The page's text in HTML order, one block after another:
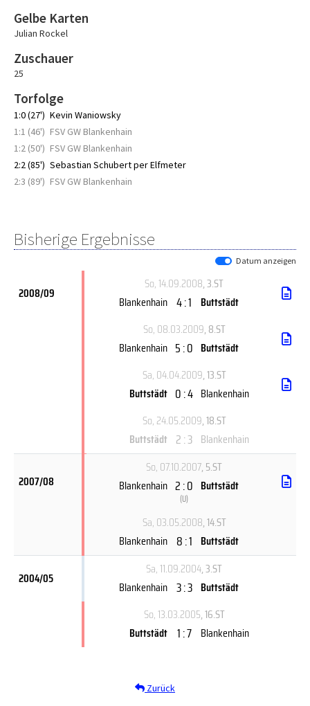
Gelbe Karten
Julian Rockel
Zuschauer
25
Torfolge
1:0 (27') Kevin Waniowsky
1:1 (46') FSV GW Blankenhain
1:2 (50') FSV GW Blankenhain
2:2 (85') Sebastian Schubert per Elfmeter
2:3 (89') FSV GW Blankenhain
Bisherige Ergebnisse
Datum anzeigen
2008/09
So, 14.09.2008, 3.ST
Blankenhain 4 : 1 Buttstädt
So, 08.03.2009, 8.ST
Blankenhain 5 : 0 Buttstädt
Sa, 04.04.2009, 13.ST
Buttstädt 0 : 4 Blankenhain
So, 24.05.2009, 18.ST
Buttstädt 2 : 3 Blankenhain
2007/08
So, 07.10.2007, 5.ST
Blankenhain 2 : 0
(U)
Buttstädt
Sa, 03.05.2008, 14.ST
Blankenhain 8 : 1 Buttstädt
2004/05
Sa, 11.09.2004, 3.ST
Blankenhain 3 : 3 Buttstädt
So, 13.03.2005, 16.ST
Buttstädt 1 : 7 Blankenhain
Zurück